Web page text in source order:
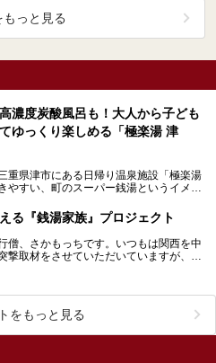
もっと見る
濃度炭酸風呂も！大人から子ども
ゆっくり楽しめる「極楽湯 津
重県津市にある日帰り温泉施設「極楽湯
やすい、町のスーパー銭湯というイメー
る『銭湯家族』プロジェクト
僧、さかもっちです。いつもは関西を中
撃取材をさせていただいていますが、今
をもっと見る